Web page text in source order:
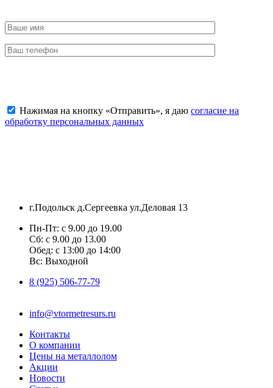
Нажимая на кнопку «Отправить», я даю согласие на
обработку персональных данных
г.Подольск д.Сергеевка ул.Деловая 13
Пн-Пт: с 9.00 до 19.00
Сб: с 9.00 до 13.00
Обед: с 13:00 до 14:00
Вс: Выходной
8 (925) 506-77-79
info@vtormetresurs.ru
Контакты
О компании
Цены на металлолом
Акции
Новости